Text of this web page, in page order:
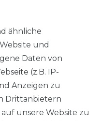
Bermuda
ähnliche
und
Daten von
(z.B. IP-
Anzeigen zu
Drittanbietern
unsere Website zu